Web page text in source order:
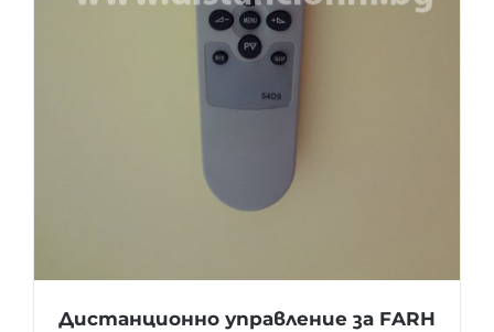
Дистанционно управление за FARH